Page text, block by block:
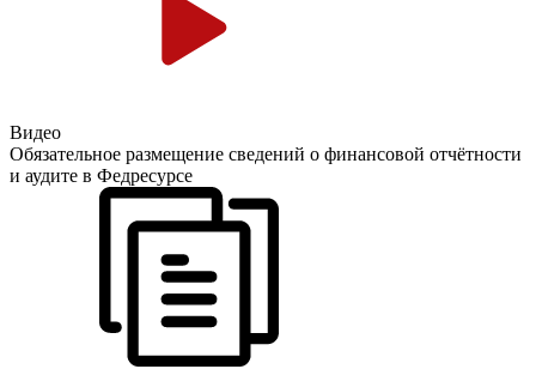
Видео
Обязательное размещение сведений о финансовой отчётности
и аудите в Федресурсе